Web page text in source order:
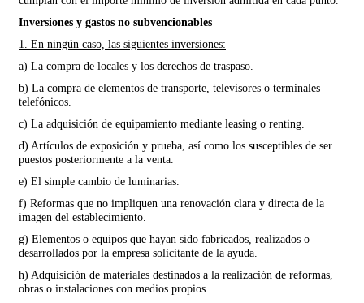
Inversiones y gastos no subvencionables
1. En ningún caso, las siguientes inversiones:
a) La compra de locales y los derechos de traspaso.
b) La compra de elementos de transporte, televisores o terminales
telefónicos.
c) La adquisición de equipamiento mediante leasing o renting.
d) Artículos de exposición y prueba, así como los susceptibles de ser
puestos posteriormente a la venta.
e) El simple cambio de luminarias.
f) Reformas que no impliquen una renovación clara y directa de la
imagen del establecimiento.
g) Elementos o equipos que hayan sido fabricados, realizados o
desarrollados por la empresa solicitante de la ayuda.
h) Adquisición de materiales destinados a la realización de reformas,
obras o instalaciones con medios propios.